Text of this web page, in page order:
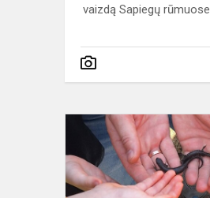
vaizdą Sapiegų rūmuose